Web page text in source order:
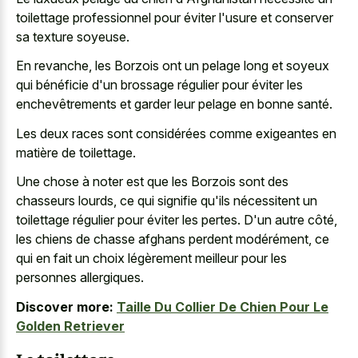
toilettage professionnel pour éviter l'usure et conserver
sa texture soyeuse.
En revanche, les Borzois ont un pelage long et soyeux
qui bénéficie d'un brossage régulier pour éviter les
enchevêtrements et garder leur pelage en bonne santé.
Les deux races sont considérées comme exigeantes en
matière de toilettage.
Une chose à noter est que les Borzois sont des
chasseurs lourds, ce qui signifie qu'ils nécessitent un
toilettage régulier pour éviter les pertes. D'un autre côté,
les chiens de chasse afghans perdent modérément, ce
qui en fait un choix légèrement meilleur pour les
personnes allergiques.
Discover more: Taille Du Collier De Chien Pour Le
Golden Retriever